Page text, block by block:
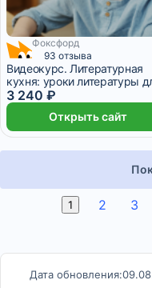
Фоксфорд
93 отзыва
Видеокурс. Литературная
кухня: уроки литературы
3–5 классов
3 240 ₽
Открыть сайт
1 2 3
Дата обновления: